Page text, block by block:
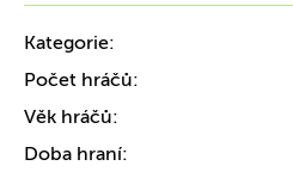
Kategorie:
Počet hráčů:
Věk hráčů:
Doba hraní: